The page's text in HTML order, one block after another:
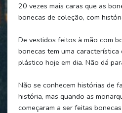
20 vezes mais caras que as
bonecas de coleção, com
De vestidos feitos à mão com
bonecas tem uma
plástico hoje em dia. Não dá
Não se conhecem histórias de
história, mas quando as
começaram a ser feitas